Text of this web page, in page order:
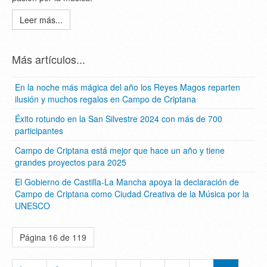
Leer más...
Más artículos...
En la noche más mágica del año los Reyes Magos reparten
ilusión y muchos regalos en Campo de Criptana
Éxito rotundo en la San Silvestre 2024 con más de 700
participantes
Campo de Criptana está mejor que hace un año y tiene
grandes proyectos para 2025
El Gobierno de Castilla-La Mancha apoya la declaración de
Campo de Criptana como Ciudad Creativa de la Música por la
UNESCO
Página 16 de 119